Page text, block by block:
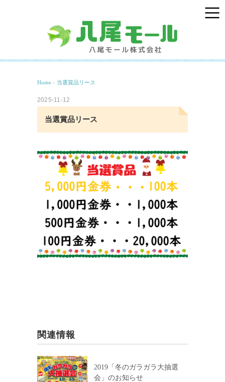
Home › 当選賞品リース
2025-11-12
当選賞品リース
関連情報
2019「冬のガラガラ大抽選
会」のお知らせ